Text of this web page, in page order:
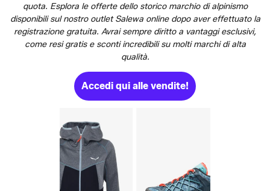
quota. Esplora le offerte dello storico marchio di alpinismo
disponibili sul nostro outlet Salewa online dopo aver effettuato la
registrazione gratuita. Avrai sempre diritto a vantaggi esclusivi,
come resi gratis e sconti incredibili su molti marchi di alta
qualità.
Accedi qui alle vendite!